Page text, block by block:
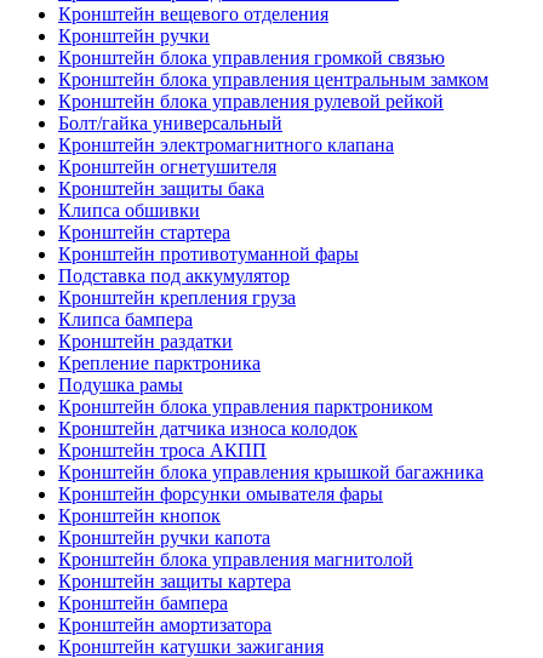
Кронштейн вещевого отделения
Кронштейн ручки
Кронштейн блока управления громкой связью
Кронштейн блока управления центральным замком
Кронштейн блока управления рулевой рейкой
Болт/гайка универсальный
Кронштейн электромагнитного клапана
Кронштейн огнетушителя
Кронштейн защиты бака
Клипса обшивки
Кронштейн стартера
Кронштейн противотуманной фары
Подставка под аккумулятор
Кронштейн крепления груза
Клипса бампера
Кронштейн раздатки
Крепление парктроника
Подушка рамы
Кронштейн блока управления парктроником
Кронштейн датчика износа колодок
Кронштейн троса АКПП
Кронштейн блока управления крышкой багажника
Кронштейн форсунки омывателя фары
Кронштейн кнопок
Кронштейн ручки капота
Кронштейн блока управления магнитолой
Кронштейн защиты картера
Кронштейн бампера
Кронштейн амортизатора
Кронштейн катушки зажигания